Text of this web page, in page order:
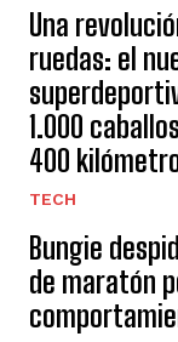
Una
ruedas: el
1.000
400
TECH
Bungie
de maratón